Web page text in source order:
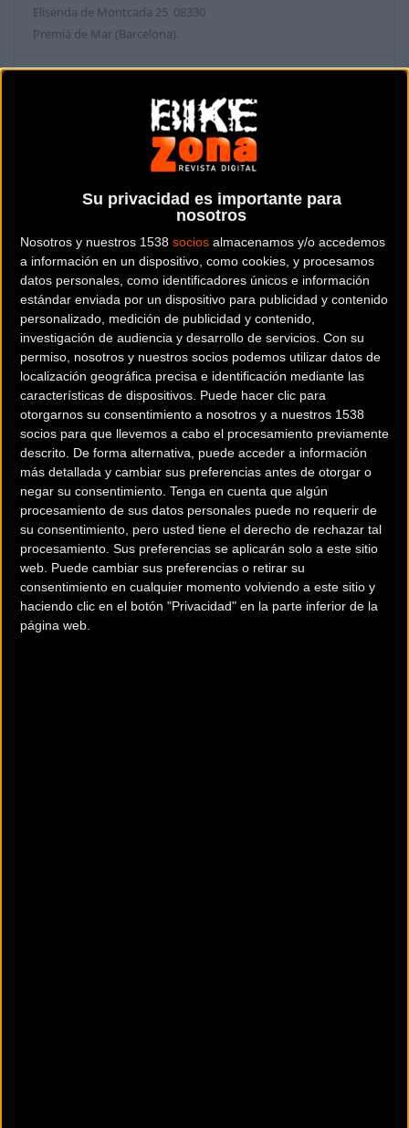
Su privacidad es importante para
nosotros
Nosotros y nuestros 1538 socios almacenamos y/o accedemos
a información en un dispositivo, como cookies, y procesamos
datos personales, como identificadores únicos e información
estándar enviada por un dispositivo para publicidad y contenido
personalizado, medición de publicidad y contenido,
investigación de audiencia y desarrollo de servicios. Con su
permiso, nosotros y nuestros socios podemos utilizar datos de
localización geográfica precisa e identificación mediante las
características de dispositivos. Puede hacer clic para
otorgarnos su consentimiento a nosotros y a nuestros 1538
socios para que llevemos a cabo el procesamiento previamente
descrito. De forma alternativa, puede acceder a información
más detallada y cambiar sus preferencias antes de otorgar o
negar su consentimiento. Tenga en cuenta que algún
procesamiento de sus datos personales puede no requerir de
su consentimiento, pero usted tiene el derecho de rechazar tal
procesamiento. Sus preferencias se aplicarán solo a este sitio
web. Puede cambiar sus preferencias o retirar su
consentimiento en cualquier momento volviendo a este sitio y
haciendo clic en el botón "Privacidad" en la parte inferior de la
página web.
Elisenda de Montcada 25 08330
Premiá de Mar (Barcelona).
Web y RRSS de la tienda
Terms of use © 1987–2026 HERE
200 km
¿Eres el propietario de esta tienda? Descubre cómohacerte tienda
Premium para llegar a más clientes.
Comercios Bz Premium
ESCAPA BARCELONA NORD